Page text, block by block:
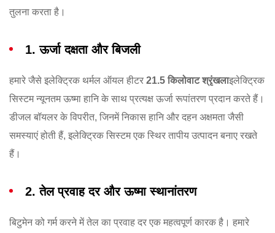
तुलना करता है।
1. ऊर्जा दक्षता और बिजली
हमारे जैसे इलेक्ट्रिक थर्मल ऑयल हीटर 21.5 किलोवाट श्रृंखलाइलेक्ट्रिक
सिस्टम न्यूनतम ऊष्मा हानि के साथ प्रत्यक्ष ऊर्जा रूपांतरण प्रदान करते हैं।
डीजल बॉयलर के विपरीत, जिनमें निकास हानि और दहन अक्षमता जैसी
समस्याएं होती हैं, इलेक्ट्रिक सिस्टम एक स्थिर तापीय उत्पादन बनाए रखते
हैं।
2. तेल प्रवाह दर और ऊष्मा स्थानांतरण
बिटुमेन को गर्म करने में तेल का प्रवाह दर एक महत्वपूर्ण कारक है। हमारे